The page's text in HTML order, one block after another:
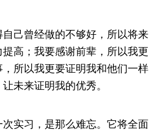
己曾经做的不够好，所以将来
高；我要感谢前辈，所以我更
所以我更要证明我和他们一样
未来证明我的优秀。
实习，是那么难忘。它将全面